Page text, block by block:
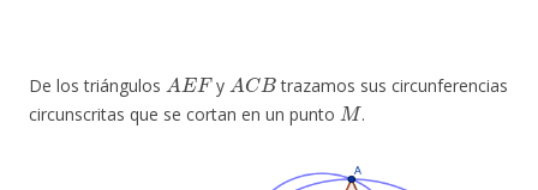
De los triángulos
A EF
y
A CB
trazamos sus circunferencias
circunscritas que se cortan en un punto
M
.